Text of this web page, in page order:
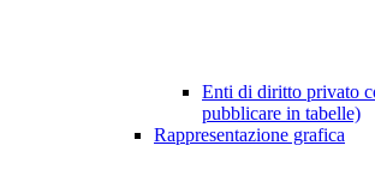
Enti di diritto privato
pubblicare in tabelle)
Rappresentazione grafica